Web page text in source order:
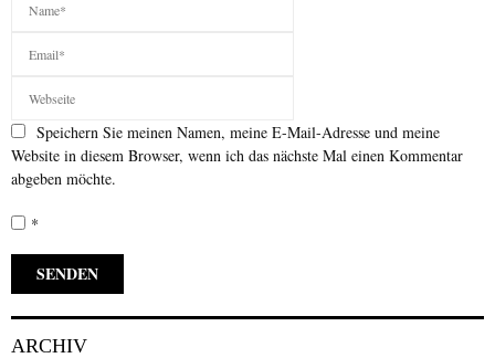
Speichern Sie meinen Namen, meine E-Mail-Adresse und meine
Website in diesem Browser, wenn ich das nächste Mal einen Kommentar
abgeben möchte.
*
ARCHIV